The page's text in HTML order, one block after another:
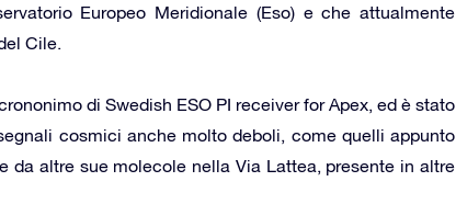
Europeo Meridionale (Eso) e che attualmente
Cile.
di Swedish ESO PI receiver for Apex, ed è stato
cosmici anche molto deboli, come quelli appunto
da altre sue molecole nella Via Lattea, presente in altre